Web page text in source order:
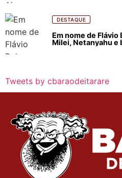
DESTAQUE
Em nome de
Milei, Netanyahu
Tweets by cbaraodeitarare